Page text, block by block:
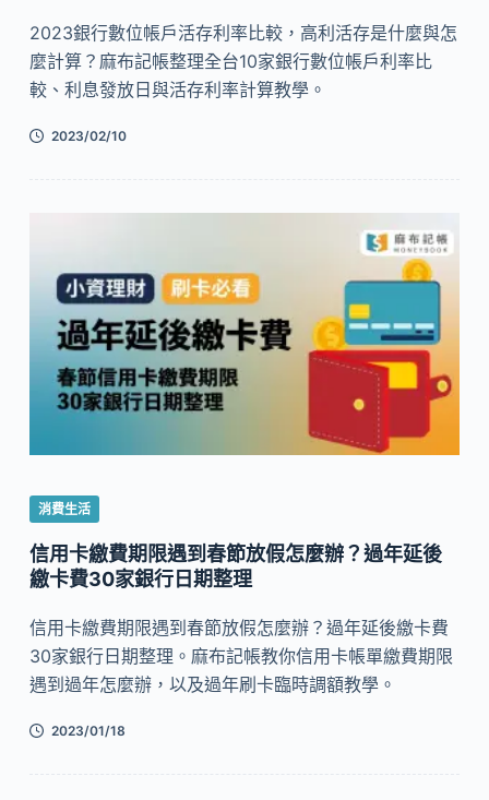
2023銀行數位帳戶活存利率比較，高利活存是什麼與怎
麼計算？麻布記帳整理全台10家銀行數位帳戶利率比
較、利息發放日與活存利率計算教學。
2023/02/10
消費生活
信用卡繳費期限遇到春節放假怎麼辦？過年延後
繳卡費30家銀行日期整理
信用卡繳費期限遇到春節放假怎麼辦？過年延後繳卡費
30家銀行日期整理。麻布記帳教你信用卡帳單繳費期限
遇到過年怎麼辦，以及過年刷卡臨時調額教學。
2023/01/18